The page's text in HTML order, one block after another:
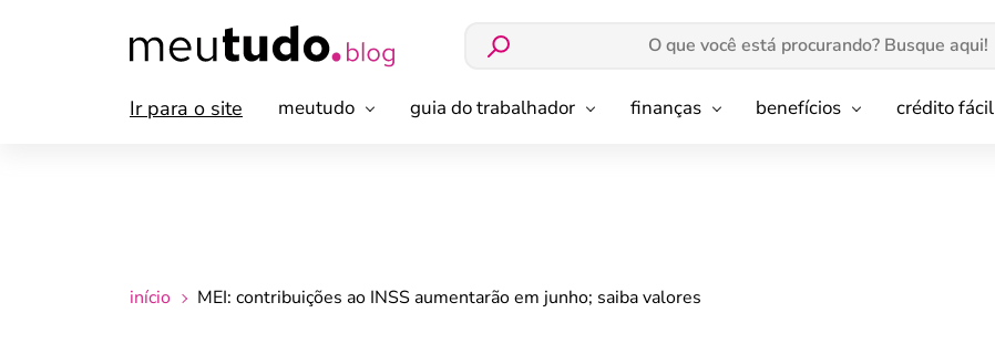
Ir para o site meutudo guia do trabalhador finanças benefícios crédito fácil
início MEI: contribuições ao INSS aumentarão em junho; saiba valores